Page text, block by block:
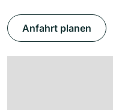
Anfahrt planen